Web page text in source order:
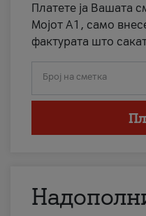
Платете ја Вашата
Мојот А1, само
фактурата што
Број на сметка